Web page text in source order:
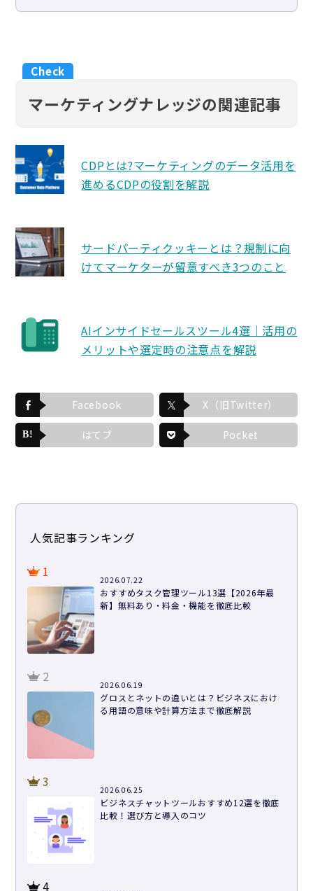
マーケティングナレッジの関連記事
CDPとは?マーケティングのデータ活用を
進めるCDPの役割を解説
サードパーティクッキーとは？規制に向
けてマーケターが留意すべき3つのこと
AIインサイドセールスツール4選｜活用の
メリットや選定時の注意点を解説
Facebook X（旧Twitter）
はてブ Pocket
人気記事ランキング
1
2026.07.22
おすすめタスク管理ツール13選【2026年最
新】無料あり・料金・機能を徹底比較
2
2026.06.19
グロスとネットの違いとは？ビジネスにおけ
る用語の意味や計算方法まで徹底解説
3
2026.06.25
ビジネスチャットツールおすすめ12選を徹底
比較！選び方と導入のコツ
4